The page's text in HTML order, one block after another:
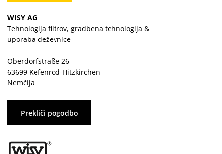
WISY AG
Tehnologija filtrov, gradbena tehnologija &
uporaba deževnice
Oberdorfstraße 26
63699 Kefenrod-Hitzkirchen
Nemčija
Prekliči pogodbo